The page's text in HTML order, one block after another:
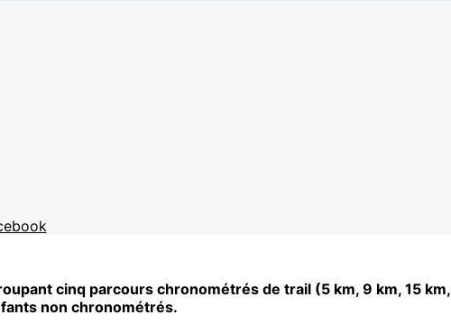
cinq parcours chronométrés de trail (5 km, 9 km, 15 km,
non chronométrés.